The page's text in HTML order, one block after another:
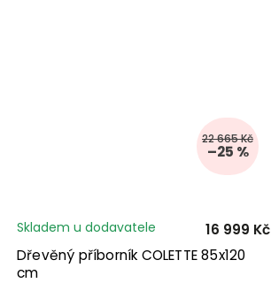
22 665 Kč
–25 %
Dřevěný příborník COLETTE 85x120
cm
Skladem u dodavatele 16 999 Kč